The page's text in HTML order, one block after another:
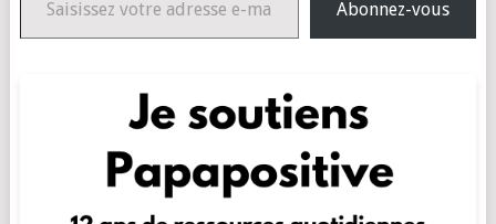
Abonnez-vous